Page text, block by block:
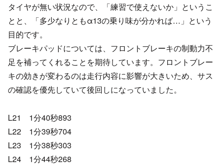
タイヤが無い状況なので、「練習で使えないか」というこ
とと、「多少なりともα13の乗り味が分かれば…」という
目的です。
ブレーキパッドについては、フロントブレーキの制動力不
足を補ってくれることを期待しています。フロントブレー
キの効きが変わるのは走行内容に影響が大きいため、サス
の確認を優先していて後回しになっていました。
L21 1分40秒893
L22 1分39秒704
L23 1分38秒303
L24 1分44秒268